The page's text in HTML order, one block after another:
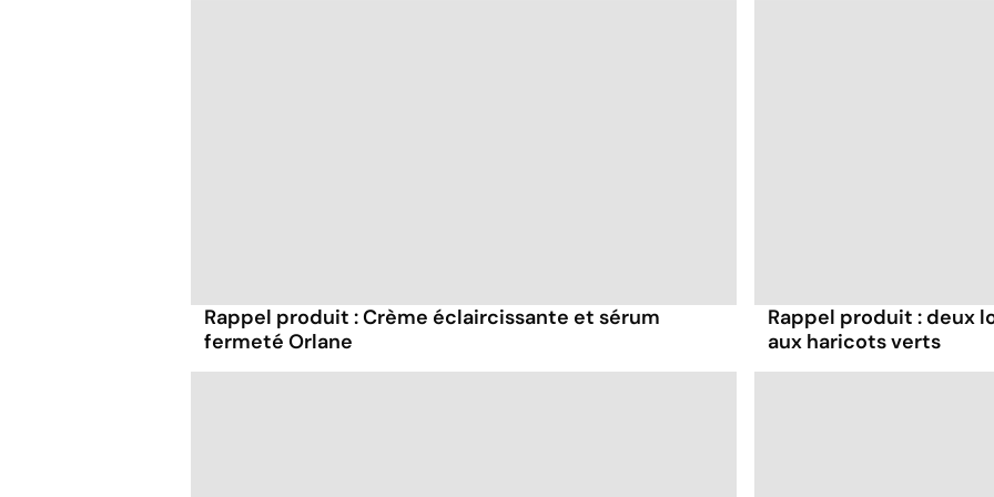
Rappel produit : Crème éclaircissante et sérum
fermeté Orlane
Rappel produit : deux
aux haricots verts